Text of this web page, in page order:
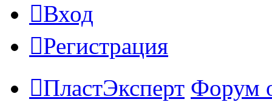
Вход
Регистрация
ПластЭксперт Форум